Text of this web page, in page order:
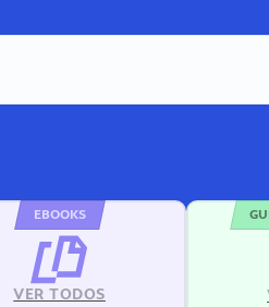
EBOOKS
VER TODOS